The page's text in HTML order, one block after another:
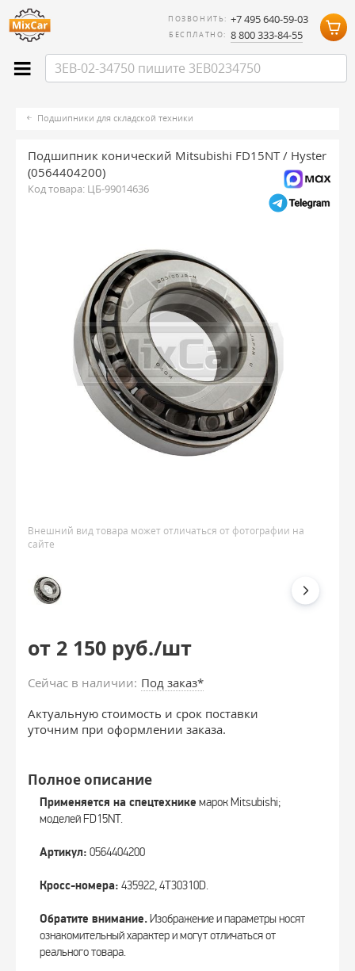
ПОЗВОНИТЬ: +7 495 640-59-03
БЕСПЛАТНО: 8 800 333-84-55
Подшипники для складской техники
Подшипник конический Mitsubishi FD15NT / Hyster
(0564404200)
Код товара: ЦБ-99014636
Внешний вид товара может отличаться от фотографии на
сайте
от 2 150 руб./шт
Сейчас в наличии: Под заказ*
Актуальную стоимость и срок поставки
уточним при оформлении заказа.
Полное описание
Применяется на спецтехнике марок Mitsubishi;
моделей FD15NT.
Артикул: 0564404200
Кросс-номера: 435922, 4T30310D.
Обратите внимание.Изображение и параметры носят
ознакомительный характер и могут отличаться от
реального товара.